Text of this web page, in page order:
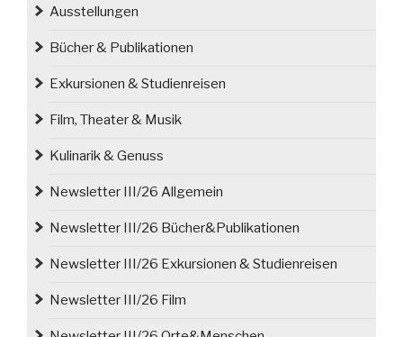
Karl
Schinkel
geboren“
Ausstellungen
Bücher & Publikationen
Exkursionen & Studienreisen
Film, Theater & Musik
Kulinarik & Genuss
Newsletter III/26 Allgemein
Newsletter III/26 Bücher&Publikationen
Newsletter III/26 Exkursionen & Studienreisen
Newsletter III/26 Film